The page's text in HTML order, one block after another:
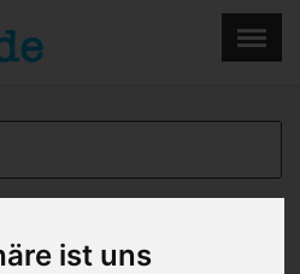
ist uns
Dresden
×